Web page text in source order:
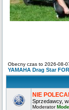
Obecny czas to 2026-08-
YAMAHA Drag Star
NIE
Sprzedawcy,
Moderator